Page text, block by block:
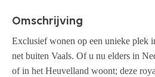
Omschrijving
Exclusief wonen op een unieke plek
net buiten Vaals. Of u nu elders in
of in het Heuvelland woont; deze